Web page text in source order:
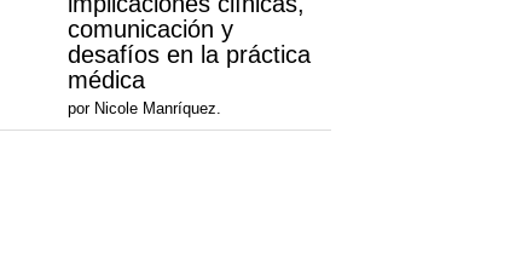
comunicación y
desafíos en la práctica
médica
por Nicole Manríquez.